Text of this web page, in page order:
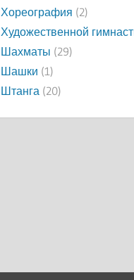
Хореография (2)
Художественной
Шахматы (29)
Шашки (1)
Штанга (20)